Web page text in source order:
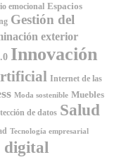
emocional Espacios
Gestión del
exterior
Innovación
Internet de las
Moda sostenible Muebles
de datos Salud
Tecnología empresarial
digital